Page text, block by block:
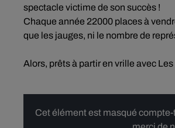
spectacle victime de son succès !
Chaque année 22000 places à
que les jauges, ni le nombre de
Alors, prêts à partir en vrille avec
Cet élément est masqué